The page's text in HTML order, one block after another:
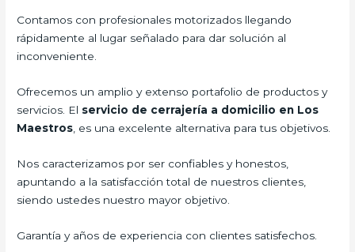
Contamos con profesionales motorizados llegando
rápidamente al lugar señalado para dar solución al
inconveniente.
Ofrecemos un amplio y extenso portafolio de productos y
servicios. El servicio de cerrajería a domicilio en Los
Maestros , es una excelente alternativa para tus objetivos.
Nos caracterizamos por ser confiables y honestos,
apuntando a la satisfacción total de nuestros clientes,
siendo ustedes nuestro mayor objetivo.
Garantía y años de experiencia con clientes satisfechos.